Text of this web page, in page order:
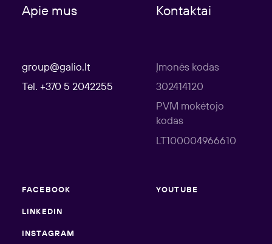
Apie mus
Kontaktai
group@galio.lt
Tel. +370 5 2042255
Įmonės kodas
302414120
PVM mokėtojo
kodas
LT100004966610
FACEBOOK
LINKEDIN
INSTAGRAM
YOUTUBE